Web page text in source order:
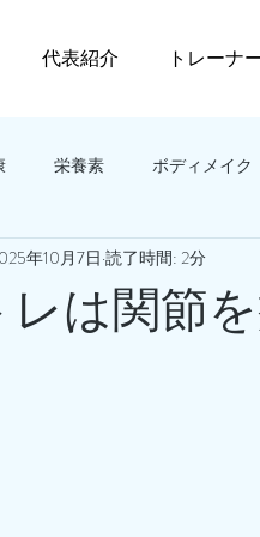
代表紹介 トレーナ
栄養素 ボディメイク
は関節
年10月7日 読了時間: 2分